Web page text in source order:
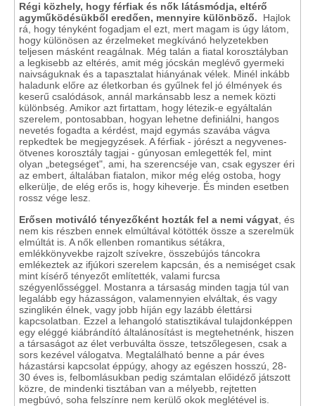
Régi közhely, hogy férfiak és nők látásmódja, eltérő
agyműködésükből eredően, mennyire különböző. Hajlok
rá, hogy tényként fogadjam el ezt, mert magam is úgy látom,
hogy különösen az érzelmeket megkívánó helyzetekben
teljesen másként reagálnak. Még talán a fiatal korosztályban
a legkisebb az eltérés, amit még jócskán meglévő gyermeki
naivságuknak és a tapasztalat hiányának vélek. Minél inkább
haladunk előre az életkorban és gyűlnek fel jó élmények és
keserű csalódások, annál markánsabb lesz a nemek közti
különbség. Amikor azt firtattam, hogy létezik-e egyáltalán
szerelem, pontosabban, hogyan lehetne definiálni, hangos
nevetés fogadta a kérdést, majd egymás szavába vágva
repkedtek be megjegyzések. A férfiak - jórészt a negyvenes-
ötvenes korosztály tagjai - gúnyosan emlegették fel, mint
olyan „betegséget", ami, ha szerencséje van, csak egyszer éri
az embert, általában fiatalon, mikor még elég ostoba, hogy
elkerülje, de elég erős is, hogy kiheverje. És minden esetben
rossz vége lesz.
Erősen motiváló tényezőként hozták fel a nemi vágyat , és
nem kis részben ennek elmúltával kötötték össze a szerelmük
elmúltát is. A nők ellenben romantikus sétákra,
emlékkönyvekbe rajzolt szívekre, összebújós táncokra
emlékeztek az ifjúkori szerelem kapcsán, és a nemiséget csak
mint kísérő tényezőt említették, valami furcsa
szégyenlősséggel. Mostanra a társaság minden tagja túl van
legalább egy házasságon, valamennyien elváltak, és vagy
szinglikén élnek, vagy jobb híján egy lazább élettársi
kapcsolatban. Ezzel a lehangoló statisztikával tulajdonképpen
egy eléggé kiábrándító általánosítást is megtehetnénk, hiszen
a társaságot az élet verbuválta össze, tetszőlegesen, csak a
sors kezével válogatva. Megtalálható benne a pár éves
házastársi kapcsolat éppúgy, ahogy az egészen hosszú, 28-
30 éves is, felbomlásukban pedig számtalan előidéző játszott
közre, de mindenki tisztában van a mélyebb, rejtetten
megbúvó, soha felszínre nem kerülő okok meglétével is.